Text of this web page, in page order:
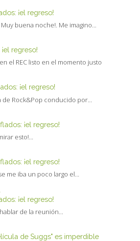
¡el regreso!
buena noche!. Me imagino...
regreso!
el REC listo en el momento justo
¡el regreso!
Rock&Pop conducido por...
¡el regreso!
esto!...
¡el regreso!
me iba un poco largo el...
¡el regreso!
de la reunión...
de Suggs" es imperdible